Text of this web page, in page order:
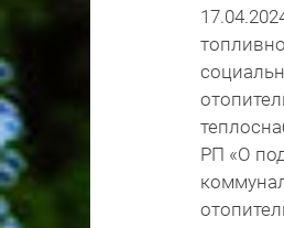
РП «О